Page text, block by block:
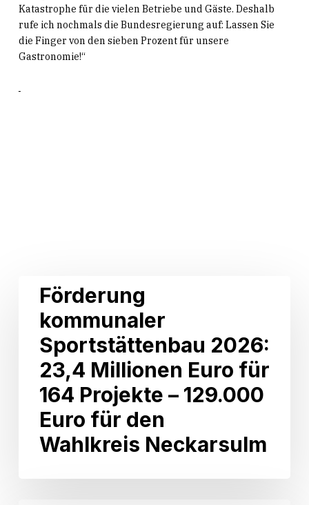
Katastrophe für die vielen Betriebe und Gäste. Deshalb
rufe ich nochmals die Bundesregierung auf: Lassen Sie
die Finger von den sieben Prozent für unsere
Gastronomie!“
kommunaler
Sportstättenbau
2026:
Millionen
Projekte
Förderung
kommunaler
Sportstättenbau 2026:
23,4 Millionen Euro für
164 Projekte – 129.000
Euro für den
Wahlkreis Neckarsulm